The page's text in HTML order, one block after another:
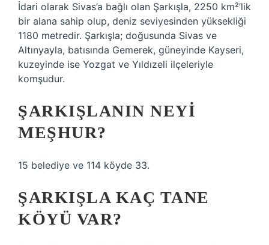
İdari olarak Sivas’a bağlı olan Şarkışla, 2250 km²’lik
bir alana sahip olup, deniz seviyesinden yüksekliği
1180 metredir. Şarkışla; doğusunda Sivas ve
Altınyayla, batısında Gemerek, güneyinde Kayseri,
kuzeyinde ise Yozgat ve Yıldızeli ilçeleriyle
komşudur.
ŞARKIŞLANIN NEYI
MEŞHUR?
15 belediye ve 114 köyde 33.
ŞARKIŞLA KAÇ TANE
KÖYÜ VAR?